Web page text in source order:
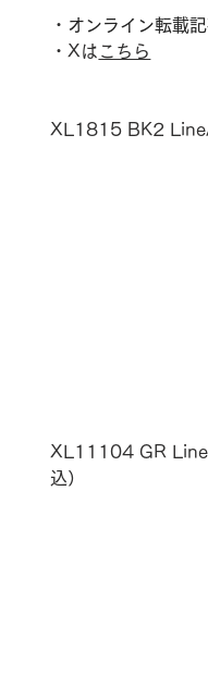
・ オンライン転載
・Xは こちら
XL1815 BK2
XL11104 GR
込）